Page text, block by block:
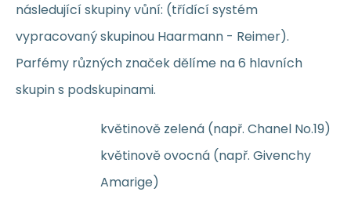
následující skupiny vůní: (třídící systém
vypracovaný skupinou Haarmann - Reimer).
Parfémy různých značek dělíme na 6 hlavních
skupin s podskupinami.
květinově zelená (např. Chanel No.19)
květinově ovocná (např. Givenchy
Amarige)